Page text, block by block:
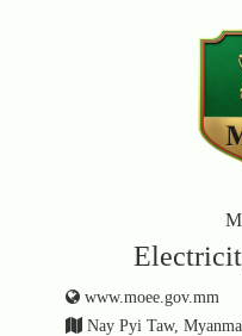
www.moee.gov.mm
Nay Pyi Taw,